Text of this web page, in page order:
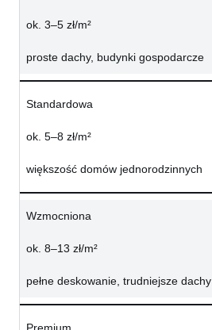
ok. 3–5 zł/m²
proste dachy, budynki gospodarcze
Standardowa
ok. 5–8 zł/m²
większość domów jednorodzinnych
Wzmocniona
ok. 8–13 zł/m²
pełne deskowanie, trudniejsze dachy